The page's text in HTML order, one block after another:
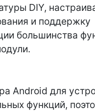
DIY,
и поддержку
большинства
Android для
функций,